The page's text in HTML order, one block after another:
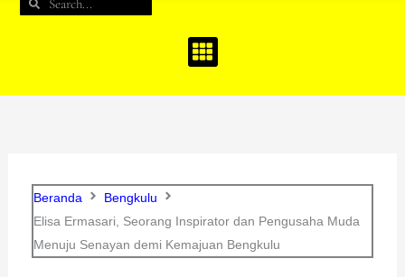
Beranda
Bengkulu
Elisa Ermasari, Seorang Inspirator dan Pengusaha Muda
Menuju Senayan demi Kemajuan Bengkulu